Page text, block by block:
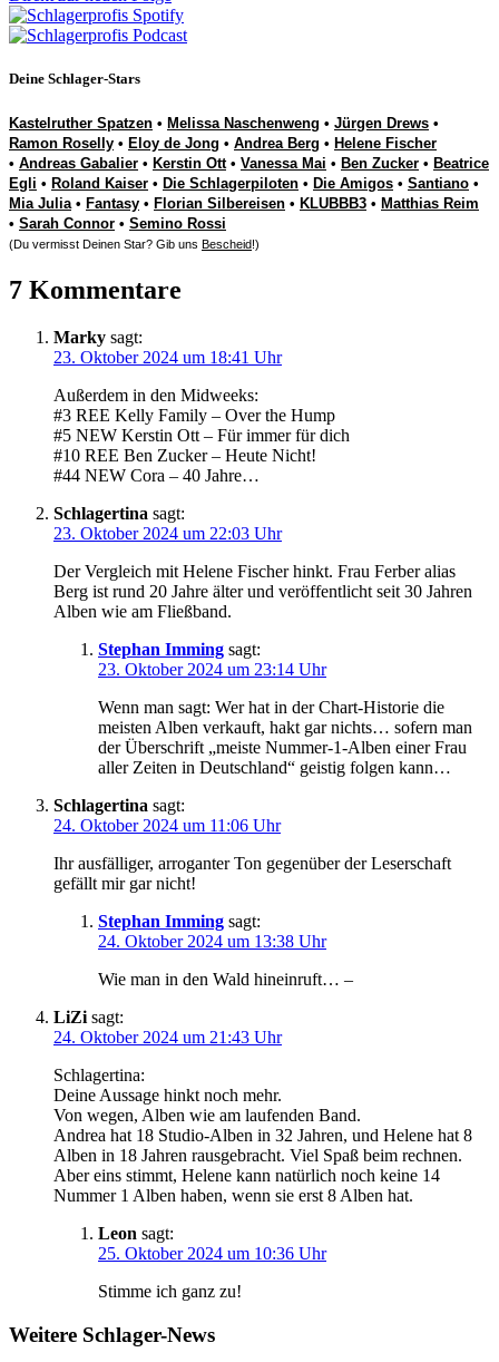
Deine Schlager-Stars
Kastelruther Spatzen • Melissa Naschenweng • Jürgen Drews •
Ramon Roselly • Eloy de Jong • Andrea Berg • Helene Fischer
• Andreas Gabalier • Kerstin Ott• Vanessa Mai • Ben Zucker • Beatrice
Egli • Roland Kaiser • Die Schlagerpiloten • Die Amigos • Santiano •
Mia Julia• Fantasy • Florian Silbereisen • KLUBBB3 • Matthias Reim
• Sarah Connor • Semino Rossi
(Du vermisst Deinen Star? Gib uns Bescheid!)
7 Kommentare
Marky sagt:
23. Oktober 2024 um 18:41 Uhr
Außerdem in den Midweeks:
#3 REE Kelly Family – Over the Hump
#5 NEW Kerstin Ott – Für immer für dich
#10 REE Ben Zucker – Heute Nicht!
#44 NEW Cora – 40 Jahre…
Schlagertina sagt:
23. Oktober 2024 um 22:03 Uhr
Der Vergleich mit Helene Fischer hinkt. Frau Ferber alias
Berg ist rund 20 Jahre älter und veröffentlicht seit 30 Jahren
Alben wie am Fließband.
Stephan Imming sagt:
23. Oktober 2024 um 23:14 Uhr
Wenn man sagt: Wer hat in der Chart-Historie die
meisten Alben verkauft, hakt gar nichts… sofern man
der Überschrift „meiste Nummer-1-Alben einer Frau
aller Zeiten in Deutschland“ geistig folgen kann…
Schlagertina sagt:
24. Oktober 2024 um 11:06 Uhr
Ihr ausfälliger, arroganter Ton gegenüber der Leserschaft
gefällt mir gar nicht!
Stephan Imming sagt:
24. Oktober 2024 um 13:38 Uhr
Wie man in den Wald hineinruft… –
LiZi sagt:
24. Oktober 2024 um 21:43 Uhr
Schlagertina:
Deine Aussage hinkt noch mehr.
Von wegen, Alben wie am laufenden Band.
Andrea hat 18 Studio-Alben in 32 Jahren, und Helene hat 8
Alben in 18 Jahren rausgebracht. Viel Spaß beim rechnen.
Aber eins stimmt, Helene kann natürlich noch keine 14
Nummer 1 Alben haben, wenn sie erst 8 Alben hat.
Leon sagt:
25. Oktober 2024 um 10:36 Uhr
Stimme ich ganz zu!
Weitere Schlager-News